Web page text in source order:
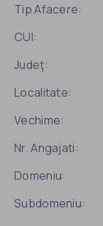
Tip Afacere:
CUI:
Judeţ:
Localitate:
Vechime:
Nr. Angajati:
Domeniu:
Subdomeniu: